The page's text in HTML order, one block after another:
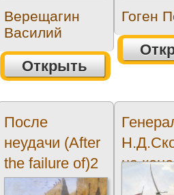
Верещагин
Василий
Открыть
Гоген
После
неудачи (After
the failure of)2
на коне